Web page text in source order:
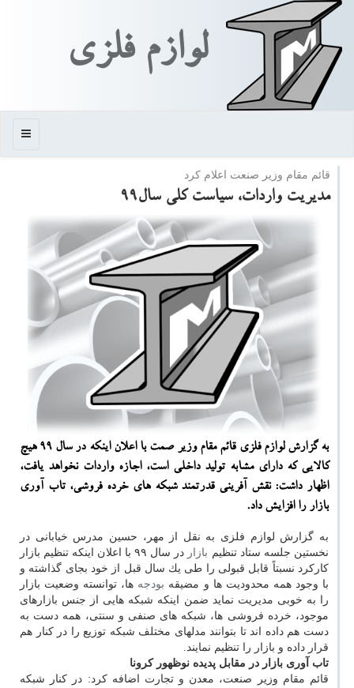
لوازم فلزی
منو
قائم مقام وزیر صنعت اعلام كرد
مدیریت واردات، سیاست كلی سال۹۹
به گزارش لوازم فلزی قائم مقام وزیر صمت با اعلان اینكه در سال 99 هیچ
كالایی كه دارای مشابه تولید داخلی است، اجازه واردات نخواهد یافت،
اظهار داشت: نقش آفرینی قدرتمند شبكه های خرده فروشی، تاب آوری
بازار را افزایش داد.
به گزارش لوازم فلزی به نقل از مهر، حسین مدرس خیابانی در
نخستین جلسه ستاد تنظیم بازار
در سال ۹۹ با اعلان اینكه تنظیم بازار
كاركرد نسبتاً قابل قبولی را طی یك سال قبل از خود بجای گذاشته و
با وجود همه محدودیت ها و مضیقه بودجه ها، توانسته وضعیت بازار
را به خوبی مدیریت نماید ضمن اینكه شبكه هایی از جنس بازارهای
موجود، خرده فروشی ها، شبكه های صنفی و سنتی، همه دست به
دست هم داده اند تا بتوانند مدلهای مختلف شبكه توزیع را در كنار هم
قرار داده و بازار را تنظیم نمایند.
تاب آوری بازار در مقابل پدیده نوظهور كرونا
قائم مقام وزیر صنعت، معدن و تجارت اضافه كرد: در كنار شبكه